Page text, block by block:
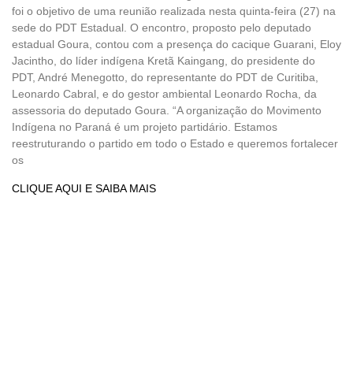
foi o objetivo de uma reunião realizada nesta quinta-feira (27) na
sede do PDT Estadual. O encontro, proposto pelo deputado
estadual Goura, contou com a presença do cacique Guarani, Eloy
Jacintho, do líder indígena Kretã Kaingang, do presidente do
PDT, André Menegotto, do representante do PDT de Curitiba,
Leonardo Cabral, e do gestor ambiental Leonardo Rocha, da
assessoria do deputado Goura. “A organização do Movimento
Indígena no Paraná é um projeto partidário. Estamos
reestruturando o partido em todo o Estado e queremos fortalecer
os
CLIQUE AQUI E SAIBA MAIS